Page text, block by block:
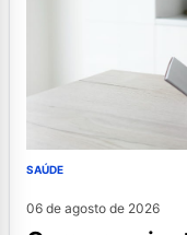
SAÚDE
06 de agosto de 2026